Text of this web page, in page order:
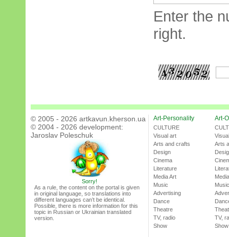
Enter the
right.
© 2005 - 2026 artkavun.kherson.ua
© 2004 - 2026 development:
Jaroslav Poleschuk
Sorry!
As a rule, the content on the portal is given
in original language, so translations into
different languages can’t be identical.
Possible, there is more information for this
topic in Russian or Ukrainian translated
version.
Art-Personality
CULTURE
Visual art
Arts and crafts
Design
Cinema
Literature
Media Art
Music
Advertising
Dance
Theatre
TV, radio
Show
Art-
Arts
Music
TV,
Show